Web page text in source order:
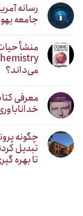
رسانه
جامعه
می‌داند؟
معرفی
چگونه
تبدیل
تا بهره